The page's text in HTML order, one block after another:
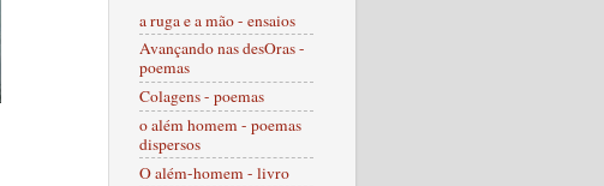
a ruga e a mão - ensaios
Avançando nas desOras -
poemas
Colagens - poemas
o além homem - poemas
dispersos
O além-homem - livro